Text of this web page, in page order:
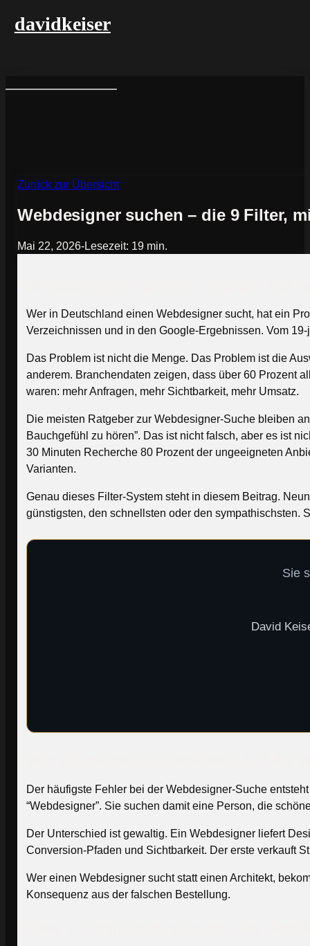
davidkeiser
Zurück zur Übersicht
Webdesigner suchen – die 9 Filter,
Mai 22, 2026-Lesezeit: 19 min.
Wer in Deutschland einen Webdesigner sucht, hat ein
Verzeichnissen und in den Google-Ergebnissen. Vom
Das Problem ist nicht die Menge. Das Problem ist die
anderem. Branchendaten zeigen, dass über 60 Prozent
waren: mehr Anfragen, mehr Sichtbarkeit, mehr Umsatz.
Die meisten Ratgeber zur Webdesigner-Suche bleiben
Bauchgefühl zu hören”. Das ist nicht falsch, aber es ist
30 Minuten Recherche 80 Prozent der ungeeigneten
Varianten.
Genau dieses Filter-System steht in diesem Beitrag.
günstigsten, den schnellsten oder den sympathischsten.
Sie
David
Der häufigste Fehler bei der Webdesigner-Suche
“Webdesigner”. Sie suchen damit eine Person, die
Der Unterschied ist gewaltig. Ein Webdesigner liefert
Conversion-Pfaden und Sichtbarkeit. Der erste verkauft
Wer einen Webdesigner sucht statt einen Architekt,
Konsequenz aus der falschen Bestellung.